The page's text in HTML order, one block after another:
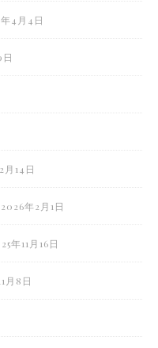
4月4日
月14日
2026年2月1日
年11月16日
月8日